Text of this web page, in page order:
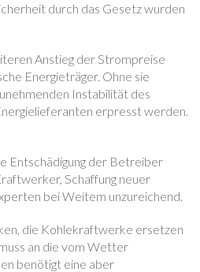
durch das Gesetz wurden
Anstieg der Strompreise
Energieträger. Ohne sie
Instabilität des
erpresst werden.
Entschädigung der Betreiber
Schaffung neuer
bei Weitem unzureichend.
die Kohlekraftwerke ersetzen
an die vom Wetter
benötigt eine aber